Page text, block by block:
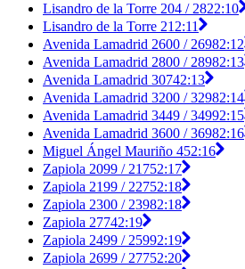
Lisandro de la Torre 204 / 2822:10
Lisandro de la Torre 21 2:11
Avenida Lamadrid 2600 / 26982:12
Avenida Lamadrid 2800 / 28982:13
Avenida Lamadrid 30742:13
Avenida Lamadrid 3200 / 32982:14
Avenida Lamadrid 3449 / 34992:15
Avenida Lamadrid 3600 / 36982:16
Miguel Ángel Mauriño 452:16
Zapiola 2099 / 21752:17
Zapiola 2199 / 22752:18
Zapiola 2300 / 23982:18
Zapiola 27742:19
Zapiola 2499 / 25992:19
Zapiola 2699 / 27752:20